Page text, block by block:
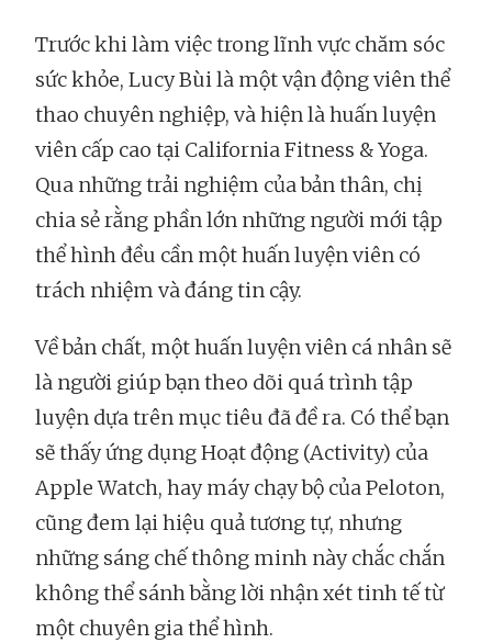
Trước khi làm việc trong lĩnh vực chăm sóc
sức khỏe, Lucy Bùi là một vận động viên thể
thao chuyên nghiệp, và hiện là huấn luyện
viên cấp cao tại California Fitness & Yoga.
Qua những trải nghiệm của bản thân, chị
chia sẻ rằng phần lớn những người mới tập
thể hình đều cần một huấn luyện viên có
trách nhiệm và đáng tin cậy.
Về bản chất, một huấn luyện viên cá nhân sẽ
là người giúp bạn theo dõi quá trình tập
luyện dựa trên mục tiêu đã đề ra. Có thể bạn
sẽ thấy ứng dụng Hoạt động (Activity) của
Apple Watch, hay máy chạy bộ của Peloton,
cũng đem lại hiệu quả tương tự, nhưng
những sáng chế thông minh này chắc chắn
không thể sánh bằng lời nhận xét tinh tế từ
một chuyên gia thể hình.